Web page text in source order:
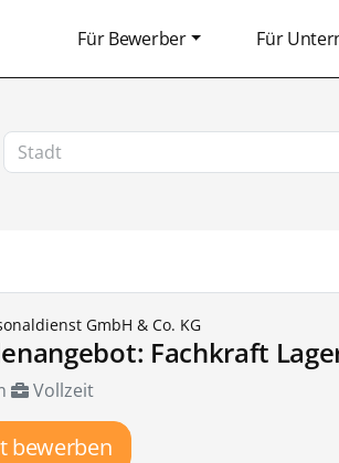
Für Bewerber Für
GmbH & Co. KG
Fachkraft
Vollzeit
bewerben